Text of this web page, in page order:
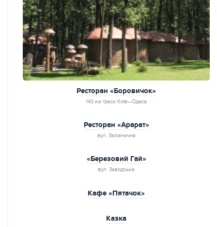
Ресторан «Боровичок»
143 км траси Київ—Одеса
Ресторан «Арарат»
вул. Залізнична
«Березовий Гай»
вул. Заводська
Кафе «Пятачок»
Казка